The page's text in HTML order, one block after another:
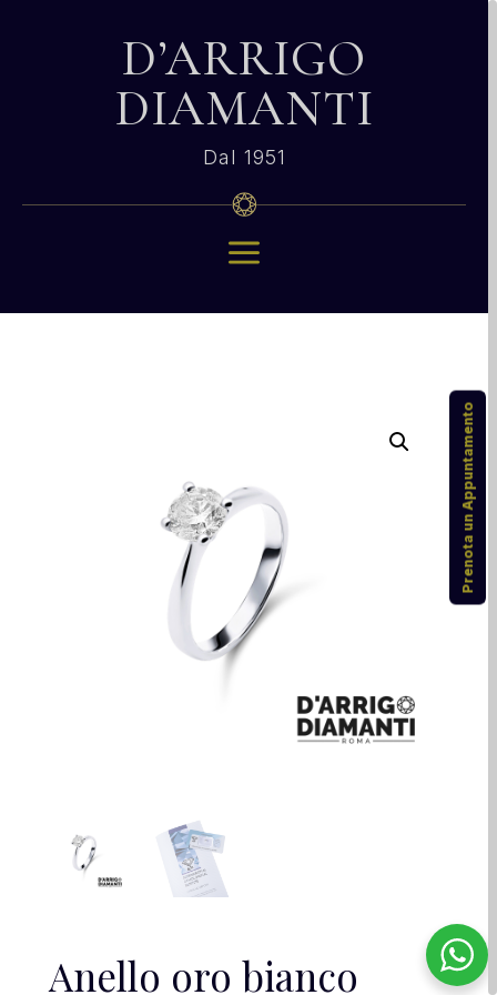
D’ARRIGO
DIAMANTI
Dal 1951
a
Anello oro bianco
Prenota un Appuntamento